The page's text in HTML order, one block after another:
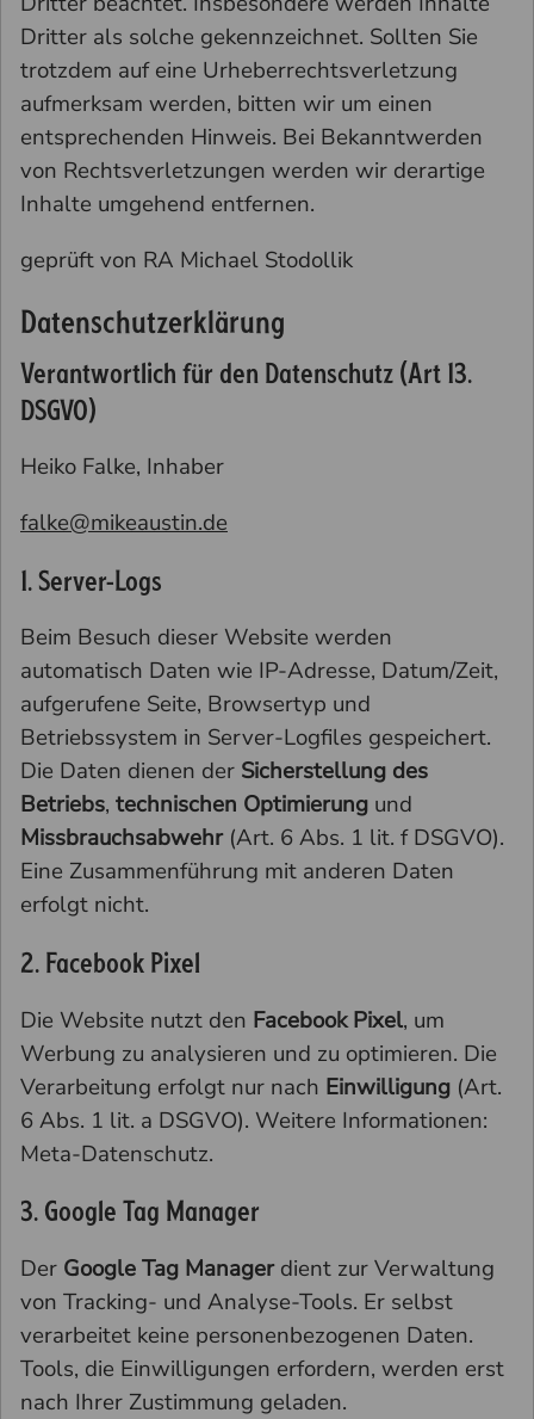
Dritter als solche gekennzeichnet. Sollten Sie
trotzdem auf eine Urheberrechtsverletzung
aufmerksam werden, bitten wir um einen
entsprechenden Hinweis. Bei Bekanntwerden
von Rechtsverletzungen werden wir derartige
Inhalte umgehend entfernen.
geprüft von RA Michael Stodollik
Datenschutzerklärung
Verantwortlich für den Datenschutz (Art 13.
DSGVO)
Heiko Falke, Inhaber
falke@mikeaustin.de
1. Server-Logs
Beim Besuch dieser Website werden
automatisch Daten wie IP-Adresse, Datum/Zeit,
aufgerufene Seite, Browsertyp und
Betriebssystem in Server-Logfiles gespeichert.
Die Daten dienen der Sicherstellung des
Betriebs, technischen Optimierung und
Missbrauchsabwehr(Art. 6 Abs. 1 lit. f DSGVO).
Eine Zusammenführung mit anderen Daten
erfolgt nicht.
2. Facebook Pixel
Die Website nutzt den Facebook Pixel, um
Werbung zu analysieren und zu optimieren. Die
Verarbeitung erfolgt nur nach Einwilligung (Art.
6 Abs. 1 lit. a DSGVO). Weitere Informationen:
Meta-Datenschutz.
3. Google Tag Manager
Der Google Tag Managerdient zur Verwaltung
von Tracking- und Analyse-Tools. Er selbst
verarbeitet keine personenbezogenen Daten.
Tools, die Einwilligungen erfordern, werden erst
nach Ihrer Zustimmung geladen.